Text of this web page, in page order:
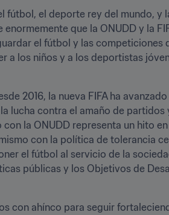
el deporte rey del mundo, y
que la ONUDD y la
el fútbol y las competiciones
los niños y a los deportistas
2016, la nueva FIFA ha
lucha contra el amaño de
la ONUDD representa un hito
con la política de tolerancia
el fútbol al servicio de la
públicas y los Objetivos de
con ahínco para seguir